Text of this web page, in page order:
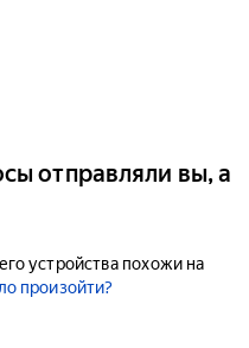
отправляли вы, а
устройства похожи на
произойти?